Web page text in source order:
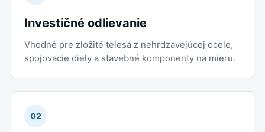
Investičné odlievanie
Vhodné pre zložité telesá z nehrdzavejúcej ocele,
spojovacie diely a stavebné komponenty na mieru.
02